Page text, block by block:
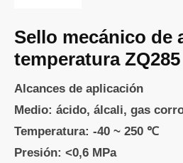
Sello mecánico de
temperatura ZQ285
Alcances de aplicación
Medio: ácido, álcali, gas
Temperatura: -40 ~ 250 ℃
Presión: <0,6 MPa